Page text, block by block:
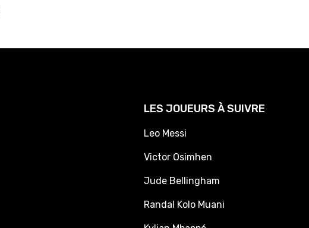
LES JOUEURS À SUIVRE
Leo Messi
Victor Osimhen
Jude Bellingham
Randal Kolo Muani